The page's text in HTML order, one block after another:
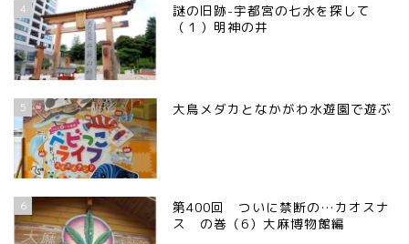
4
謎の旧跡-宇都宮の七水を探して
（１）明神の井
5 大鳥メダカとなかがわ水遊園で遊ぶ
6
第400回 ついに禁断の…カオスナ
ス の巻（6）大麻博物館編